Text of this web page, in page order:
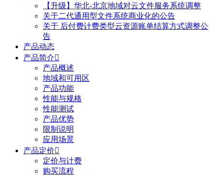
【升级】华北-北京地域对云文件服务系统调整
关于二代通用型文件系统商业化的公告
关于 后付费计费类型云资源账单结算方式调整公
告
产品动态
产品简介
产品概述
地域和可用区
产品功能
性能与规格
性能测试
产品优势
限制说明
应用场景
产品定价
定价与计费
购买流程